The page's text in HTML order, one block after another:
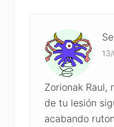
Zorionak Raul,
de tu lesión
acabando